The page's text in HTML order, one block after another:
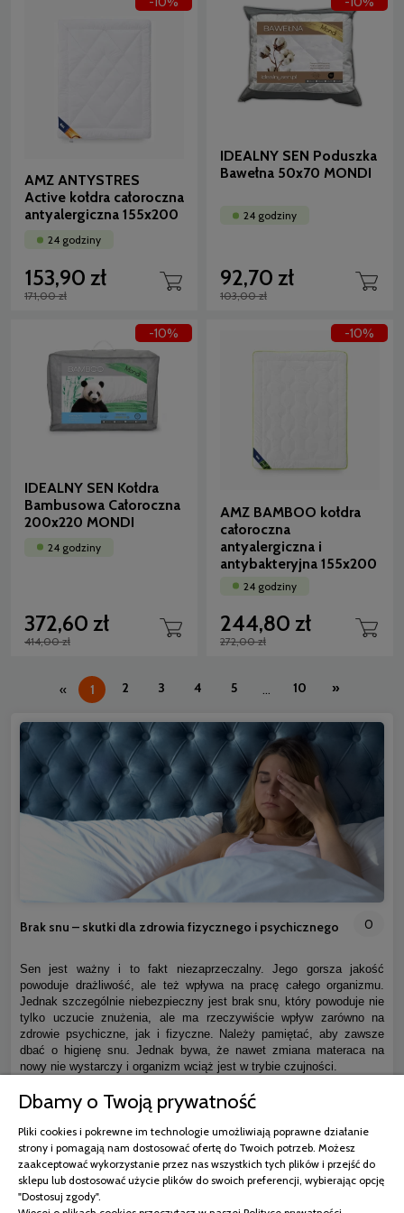
AMZ ANTYSTRES
Active kołdra całoroczna
antyalergiczna 155x200
24 godziny
153,90 zł
171,00 zł
IDEALNY SEN Poduszka
Bawełna 50x70 MONDI
24 godziny
92,70 zł
103,00 zł
IDEALNY SEN Kołdra
Bambusowa Całoroczna
200x220 MONDI
24 godziny
372,60 zł
414,00 zł
-10%
AMZ BAMBOO kołdra
całoroczna
antyalergiczna i
antybakteryjna 155x200
24 godziny
244,80 zł
272,00 zł
-10%
« 1 2 3 4 5 ... 10 »
Brak snu – skutki dla zdrowia fizycznego i psychicznego 0
Sen jest ważny i to fakt niezaprzeczalny. Jego gorsza jakość
powoduje drażliwość, ale też wpływa na pracę całego organizmu.
Jednak szczególnie niebezpieczny jest brak snu, który powoduje nie
tylko uczucie znużenia, ale ma rzeczywiście wpływ zarówno na
zdrowie psychiczne, jak i fizyczne. Należy pamiętać, aby zawsze
dbać o higienę snu. Jednak bywa, że nawet zmiana materaca na
nowy nie wystarczy i organizm wciąż jest w trybie czujności.
czytaj całość »
Dbamy o Twoją prywatność
Pliki cookies i pokrewne im technologie umożliwiają poprawne działanie
strony i pomagają nam dostosować ofertę do Twoich potrzeb. Możesz
zaakceptować wykorzystanie przez nas wszystkich tych plików i przejść do
sklepu lub dostosować użycie plików do swoich preferencji, wybierając opcję
"Dostosuj zgody".